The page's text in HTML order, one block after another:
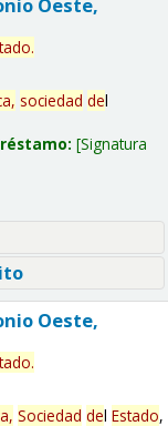
.
sociedad del
Signatura
Oeste,
.
Sociedad del Estado,